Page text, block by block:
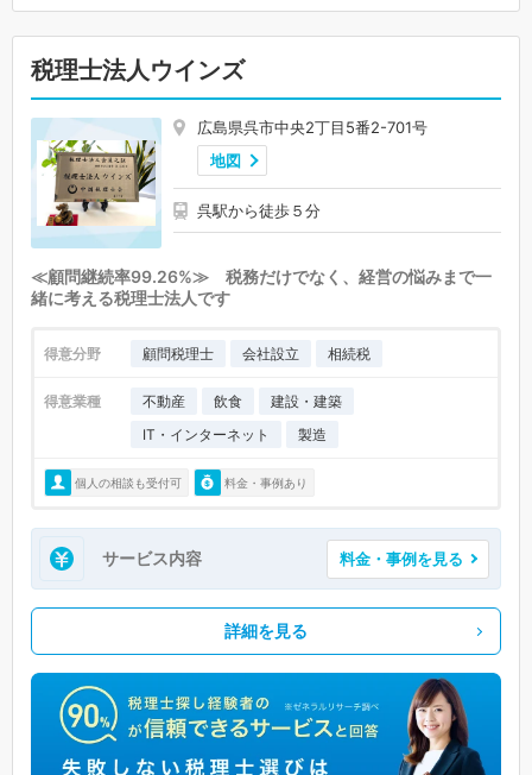
税理士法人ウインズ
広島県呉市中央2丁目5番2-701号
地図
呉駅から徒歩５分
≪顧問継続率99.26%≫ 税務だけでなく、経営の悩みまで一
緒に考える税理士法人です
得意分野 顧問税理士 会社設立 相続税
得意業種 不動産 飲食
建設・建築
IT・インターネット
製造
個人の相談も受付可 料金・事例あり
サービス内容 料金・事例を見る
詳細を見る